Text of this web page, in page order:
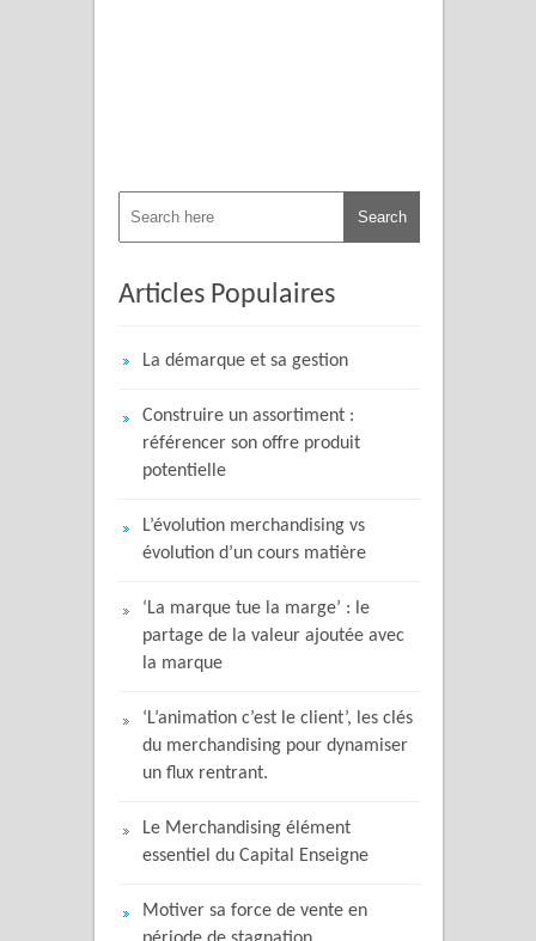
Articles Populaires
La démarque et sa gestion
Construire un assortiment :
référencer son offre produit
potentielle
L’évolution merchandising vs
évolution d’un cours matière
‘La marque tue la marge’ : le
partage de la valeur ajoutée avec
la marque
‘L’animation c’est le client’, les clés
du merchandising pour dynamiser
un flux rentrant.
Le Merchandising élément
essentiel du Capital Enseigne
Motiver sa force de vente en